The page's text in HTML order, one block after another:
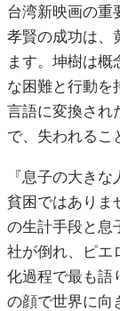
台湾新映画の重
孝賢の成功は、
ます。坤樹は概
な困難と行動を
言語に変換され
で、失われるこ
『息子の大き
貧困ではありま
の生計手段と息
社が倒れ、ピエ
化過程で最も語
の顔で世界に向